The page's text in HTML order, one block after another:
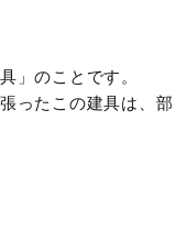
」のことです。
ったこの建具は、部